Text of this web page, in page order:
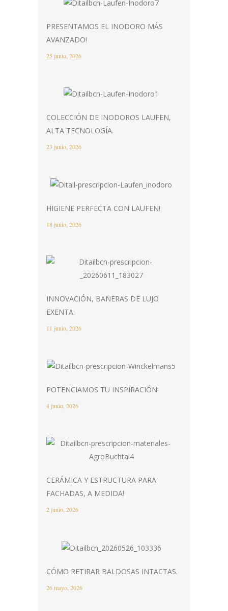
PRESENTAMOS EL INODORO MÁS
AVANZADO!
25 junio, 2026
COLECCIÓN DE INODOROS LAUFEN,
ALTA TECNOLOGÍA.
23 junio, 2026
HIGIENE PERFECTA CON LAUFEN!
18 junio, 2026
INNOVACIÓN, BAÑERAS DE LUJO
EXENTA.
11 junio, 2026
POTENCIAMOS TU INSPIRACIÓN!
4 junio, 2026
CERÁMICA Y ESTRUCTURA PARA
FACHADAS, A MEDIDA!
2 junio, 2026
CÓMO RETIRAR BALDOSAS INTACTAS.
26 mayo, 2026